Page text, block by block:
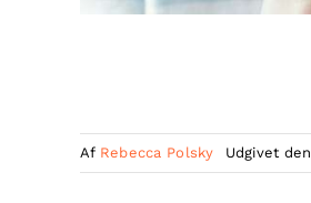
Af Rebecca Polsky Udgivet